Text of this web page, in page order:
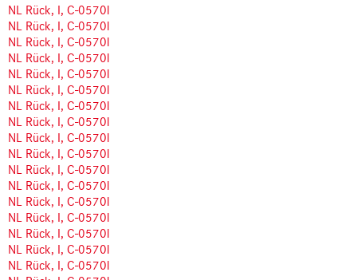
NL Rück, I, C-0570l
NL Rück, I, C-0570l
NL Rück, I, C-0570l
NL Rück, I, C-0570l
NL Rück, I, C-0570l
NL Rück, I, C-0570l
NL Rück, I, C-0570l
NL Rück, I, C-0570l
NL Rück, I, C-0570l
NL Rück, I, C-0570l
NL Rück, I, C-0570l
NL Rück, I, C-0570l
NL Rück, I, C-0570l
NL Rück, I, C-0570l
NL Rück, I, C-0570l
NL Rück, I, C-0570l
NL Rück, I, C-0570l